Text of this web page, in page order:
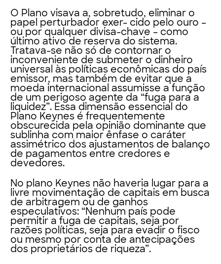
O Plano visava a, sobretudo, eliminar o
papel perturbador exer- cido pelo ouro –
ou por qualquer divisa-chave – como
último ativo de reserva do sistema.
Tratava-se não só de contornar o
inconveniente de submeter o dinheiro
universal às políticas econômicas do país
emissor, mas também de evitar que a
moeda internacional assumisse a função
de um perigoso agente da “fuga para a
liquidez”. Essa dimensão essencial do
Plano Keynes é frequentemente
obscurecida pela opinião dominante que
sublinha com maior ênfase o caráter
assimétrico dos ajustamentos de balanço
de pagamentos entre credores e
devedores.
No plano Keynes não haveria lugar para a
livre movimentação de capitais em busca
de arbitragem ou de ganhos
especulativos: “Nenhum país pode
permitir a fuga de capitais, seja por
razões políticas, seja para evadir o fisco
ou mesmo por conta de antecipações
dos proprietários de riqueza”.